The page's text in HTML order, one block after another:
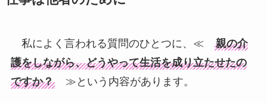
私によく言われる質問のひとつに、≪ 親の介
護をしながら、どうやって生活を成り立たせたの
ですか？
≫という内容があります。